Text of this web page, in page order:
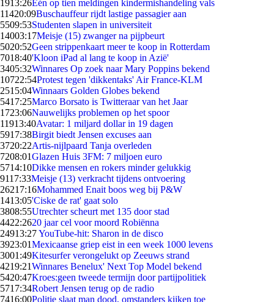
1913:26Eén op tien meldingen kindermishandeling vals
11420:09Buschauffeur rijdt lastige passagier aan
5509:53Studenten slapen in universiteit
14003:17Meisje (15) zwanger na pijpbeurt
5020:52Geen strippenkaart meer te koop in Rotterdam
7018:40'Kloon iPad al lang te koop in Azië'
3405:32Winnares Op zoek naar Mary Poppins bekend
10722:54Protest tegen 'dikkentaks' Air France-KLM
2515:04Winnaars Golden Globes bekend
5417:25Marco Borsato is Twitteraar van het Jaar
1723:06Nauwelijks problemen op het spoor
11913:40Avatar: 1 miljard dollar in 19 dagen
5917:38Birgit biedt Jensen excuses aan
3720:22Artis-nijlpaard Tanja overleden
7208:01Glazen Huis 3FM: 7 miljoen euro
5714:10Dikke mensen en rokers minder gelukkig
9117:33Meisje (13) verkracht tijdens ontvoering
26217:16Mohammed Enait boos weg bij P&W
1413:05'Ciske de rat' gaat solo
3808:55Utrechter scheurt met 135 door stad
4422:2620 jaar cel voor moord Robiënna
24913:27YouTube-hit: Sharon in de disco
3923:01Mexicaanse griep eist in een week 1000 levens
3001:49Kitesurfer verongelukt op Zeeuws strand
4219:21Winnares Benelux' Next Top Model bekend
5420:47Kroes:geen tweede termijn door partijpolitiek
5717:34Robert Jensen terug op de radio
7416:00Politie slaat man dood, omstanders kijken toe